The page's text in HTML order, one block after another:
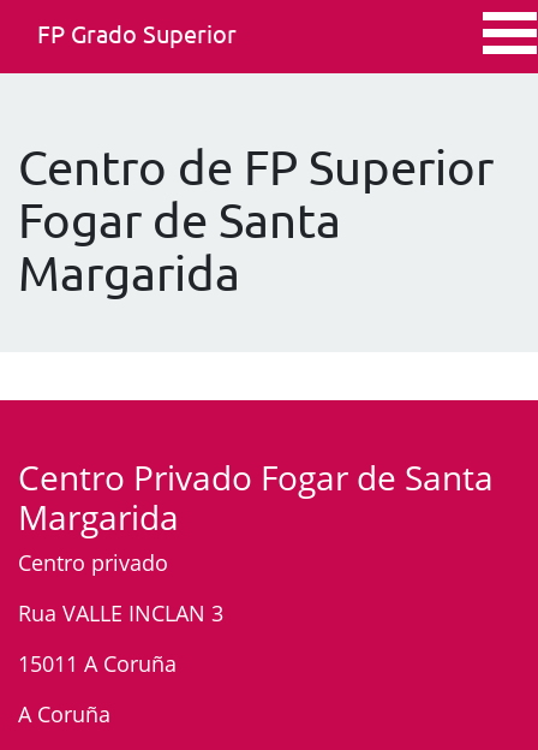
FP Grado Superior
Centro de FP Superior
Fogar de Santa
Margarida
Centro Privado Fogar de Santa
Margarida
Centro privado
Rua VALLE INCLAN 3
15011 A Coruña
A Coruña